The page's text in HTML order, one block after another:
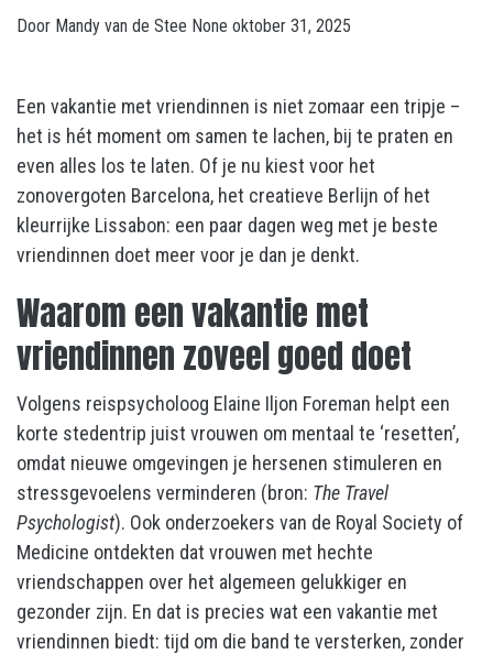
Door Mandy van de Stee None oktober 31, 2025
Een vakantie met vriendinnen is niet zomaar een tripje –
het is hét moment om samen te lachen, bij te praten en
even alles los te laten. Of je nu kiest voor het
zonovergoten Barcelona, het creatieve Berlijn of het
kleurrijke Lissabon: een paar dagen weg met je beste
vriendinnen doet meer voor je dan je denkt.
Waarom een vakantie met
vriendinnen zoveel goed doet
Volgens reispsycholoog Elaine Iljon Foreman helpt een
korte stedentrip juist vrouwen om mentaal te ‘resetten’,
omdat nieuwe omgevingen je hersenen stimuleren en
stressgevoelens verminderen (bron: The Travel
Psychologist). Ook onderzoekers van de Royal Society of
Medicine ontdekten dat vrouwen met hechte
vriendschappen over het algemeen gelukkiger en
gezonder zijn. En dat is precies wat een vakantie met
vriendinnen biedt: tijd om die band te versterken, zonder